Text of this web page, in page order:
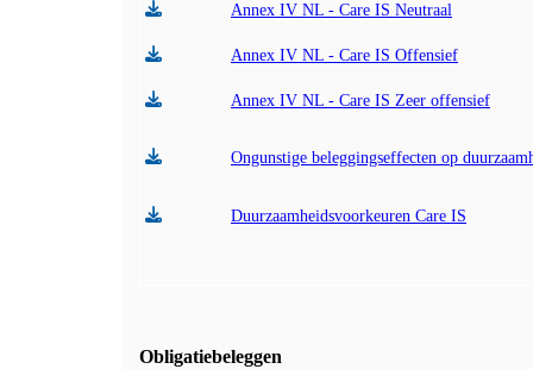
Annex IV NL - Care IS Neutraal
Annex IV NL - Care IS Offensief
Annex IV NL - Care IS Zeer offensief
Ongunstige beleggingseffecten op
Duurzaamheidsvoorkeuren Care IS
Obligatiebeleggen